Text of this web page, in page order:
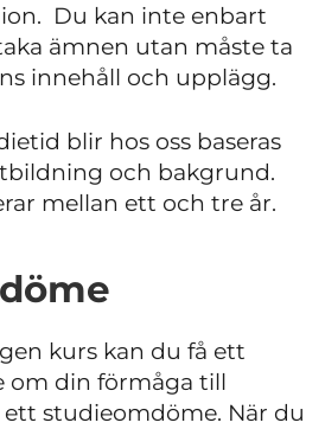
Du kan inte enbart
ämnen utan måste ta
innehåll och upplägg.
blir hos oss baseras
och bakgrund.
mellan ett och tre år.
kurs kan du få ett
om din förmåga till
studieomdöme. När du